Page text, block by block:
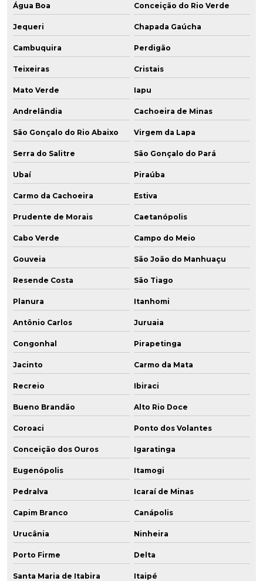
Água Boa Conceição do Rio Verde
Jequeri Chapada Gaúcha
Cambuquira Perdigão
Teixeiras Cristais
Mato Verde Iapu
Andrelândia Cachoeira de Minas
São Gonçalo do Rio Abaixo Virgem da Lapa
Serra do Salitre São Gonçalo do Pará
Ubaí Piraúba
Carmo da Cachoeira Estiva
Prudente de Morais Caetanópolis
Cabo Verde Campo do Meio
Gouveia São João do Manhuaçu
Resende Costa São Tiago
Planura Itanhomi
Antônio Carlos Juruaia
Congonhal Pirapetinga
Jacinto Carmo da Mata
Recreio Ibiraci
Bueno Brandão Alto Rio Doce
Coroaci Ponto dos Volantes
Conceição dos Ouros Igaratinga
Eugenópolis Itamogi
Pedralva Icaraí de Minas
Capim Branco Canápolis
Urucânia Ninheira
Porto Firme Delta
Santa Maria de Itabira Itaipé